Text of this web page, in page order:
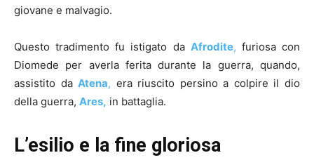
giovane e malvagio.
Questo tradimento fu istigato da Afrodite, furiosa con
Diomede per averla ferita durante la guerra, quando,
assistito daAtena, era riuscito persino a colpire il dio
della guerra, Ares, in battaglia.
L’esilio e la fine gloriosa